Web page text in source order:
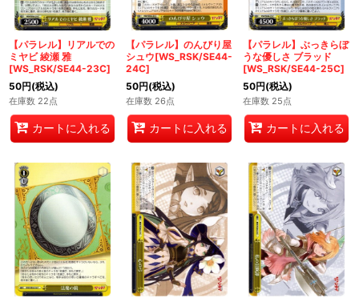
【パラレル】リアルでの
ミヤビ 綾瀬 雅
[WS_RSK/SE44-23C]
50円(税込)
在庫数 22点
カートに入れる
【パラレル】のんびり屋
シュウ[WS_RSK/SE44-
24C]
50円(税込)
在庫数 26点
カートに入れる
【パラレル】ぶっきらぼ
うな優しさ ブラッド
[WS_RSK/SE44-25C]
50円(税込)
在庫数 25点
カートに入れる